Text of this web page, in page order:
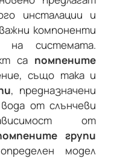
инсталации и
компоненти
на системата.
са помпените
също така и
, предназначени
от слънчеви
от
групи
модел